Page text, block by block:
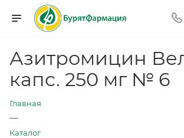
Азитромицин
капс. 250 мг № 6
Главная
—
Каталог